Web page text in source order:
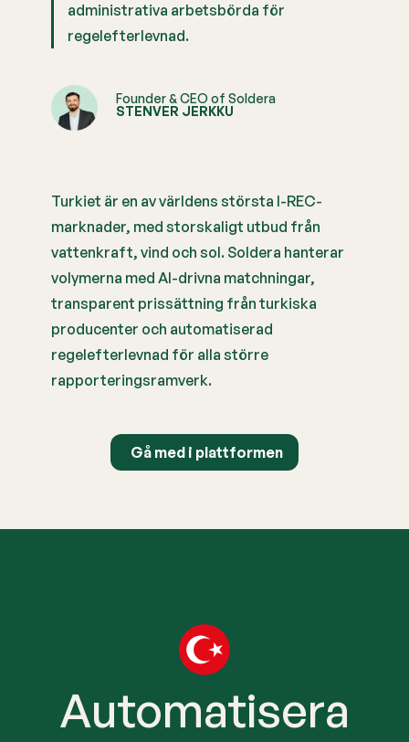
administrativa arbetsbörda för
regelefterlevnad.
Founder & CEO of Soldera
STENVER JERKKU
Turkiet är en av världens största I-REC-
marknader, med storskaligt utbud från
vattenkraft, vind och sol. Soldera hanterar
volymerna med AI-drivna matchningar,
transparent prissättning från turkiska
producenter och automatiserad
regelefterlevnad för alla större
rapporteringsramverk.
Gå med i plattformen
Automatisera